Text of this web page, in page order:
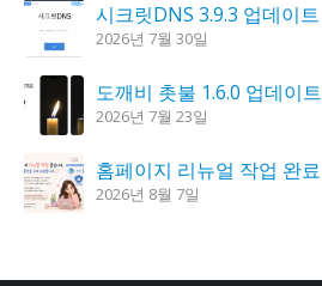
시크릿DNS 3.9.3 업데이트
2026년 7월 30일
도깨비 촛불 1.6.0 업데이트
2026년 7월 23일
홈페이지 리뉴얼 작업 완료
2026년 8월 7일